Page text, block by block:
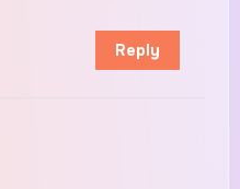
Reply